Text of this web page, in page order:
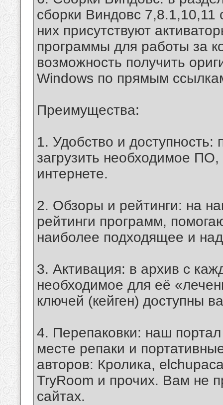
сборки Виндовс
них присутствуют
программы для работы за
возможность получить
Windows по прямым
Преимущества:
1. Удобство и доступность:
загрузить необходимое ПО,
интернете.
2. Обзоры и рейтинги: на
рейтинги программ,
наиболее подходящее и
3. Активация: в архив с
необходимое для её
ключей (кейген) доступны
4. Перепаковки: наш
месте репаки и
авторов: Кролика,
TryRoom и прочих. Вам не
сайтах.